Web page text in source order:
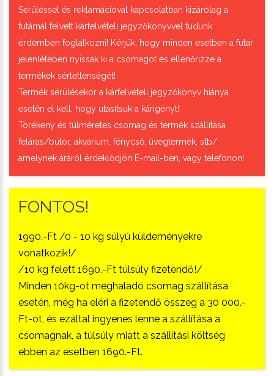
Sérüléssel és reklamációval kapcsolatban kizárólag a
futárnál felvett kárfelvételi jegyzőkönyvvel tudunk
érdemben foglalkozni! Kérjük, hogy minden esetben a futár
jelenlétében nyissák ki a csomagot és ellenőrizze a
termékek sértetlenségét!
Termék sérülésekor a kárfelvételi jegyzőkönyv hiánya
esetén el kell, hogy utasítsuk a kárigényt!
Törékeny és túlméretes csomag és termék szállítása
feláras/bútor, akvárium, fénycső, üvegtermék, stb/,
amelynek áráról érdeklődjön E-mail-ben, vagy telefonon!
FONTOS!
1990.-Ft /0 - 10 kg súlyú küldeményekre
vonatkozik!/
/10 kg felett 1690.-Ft túlsúly fizetendő!/
Minden 10kg-ot meghaladó csomag szállítása
esetén, még ha eléri a fizetendő összeg a 30 000.-
Ft-ot, és ezáltal ingyenes lenne a szállítása a
csomagnak, a túlsúly miatt a szállítási költség
ebben az esetben 1690.-Ft.